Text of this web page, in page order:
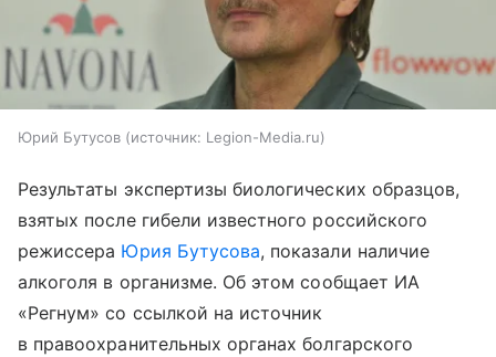
Юрий Бутусов источник: Legion-Media.ru
Результаты экспертизы биологических образцов,
взятых после гибели известного российского
режиссера Юрия Бутусова, показали наличие
алкоголя в организме. Об этом сообщает ИА
«Регнум» со ссылкой на источник
в правоохранительных органах болгарского